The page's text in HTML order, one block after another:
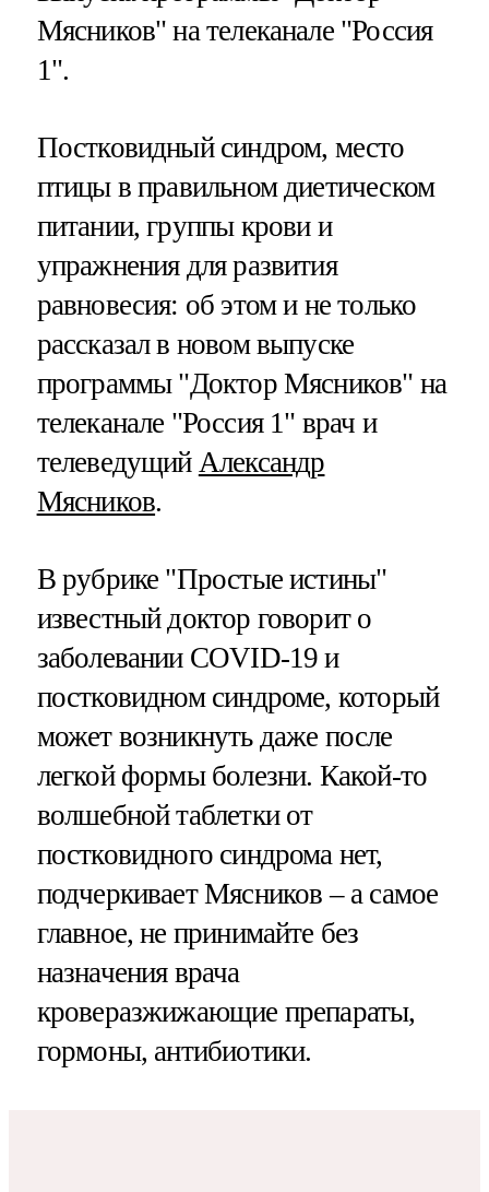
Мясников" на телеканале "Россия
1".
Постковидный синдром, место
птицы в правильном диетическом
питании, группы крови и
упражнения для развития
равновесия: об этом и не только
рассказал в новом выпуске
программы "Доктор Мясников" на
телеканале "Россия 1" врач и
телеведущий Александр
Мясников.
В рубрике "Простые истины"
известный доктор говорит о
заболевании COVID-19 и
постковидном синдроме, который
может возникнуть даже после
легкой формы болезни. Какой-то
волшебной таблетки от
постковидного синдрома нет,
подчеркивает Мясников – а самое
главное, не принимайте без
назначения врача
кроверазжижающие препараты,
гормоны, антибиотики.